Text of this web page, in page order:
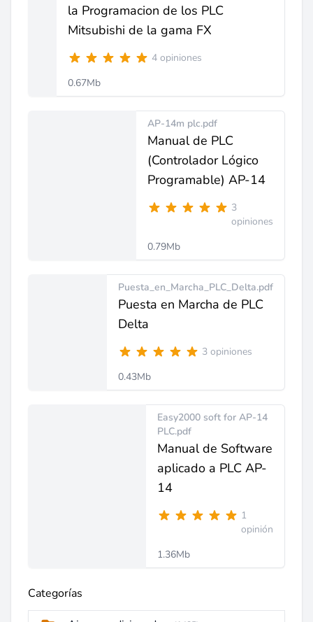
la Programacion de los PLC
Mitsubishi de la gama FX
4 opiniones
0.67Mb
AP-14m plc.pdf
Manual de PLC
(Controlador Lógico
Programable) AP-14
3
opiniones
0.79Mb
Puesta_en_Marcha_PLC_Delta.pdf
Puesta en Marcha de PLC
Delta
3 opiniones
0.43Mb
Easy2000 soft for AP-14
PLC.pdf
Manual de Software
aplicado a PLC AP-
14
1
opinión
1.36Mb
Categorías